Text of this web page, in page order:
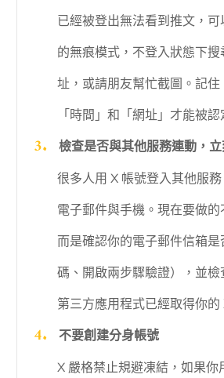
已經被登出無法看到推文，
的無痕模式，不登入狀態下
址，或請朋友幫忙截圖。記
「時間」和「網址」才能被認
檢查是否與其他服務連動，
很多人用 X 帳號登入其他服
電子郵件與手機。現在要做的
而是確認你的電子郵件信箱
碼、開啟兩步驟驗證），並
第三方應用程式已經取得你的
不要創建分身帳號
X 嚴格禁止規避凍結，如果你